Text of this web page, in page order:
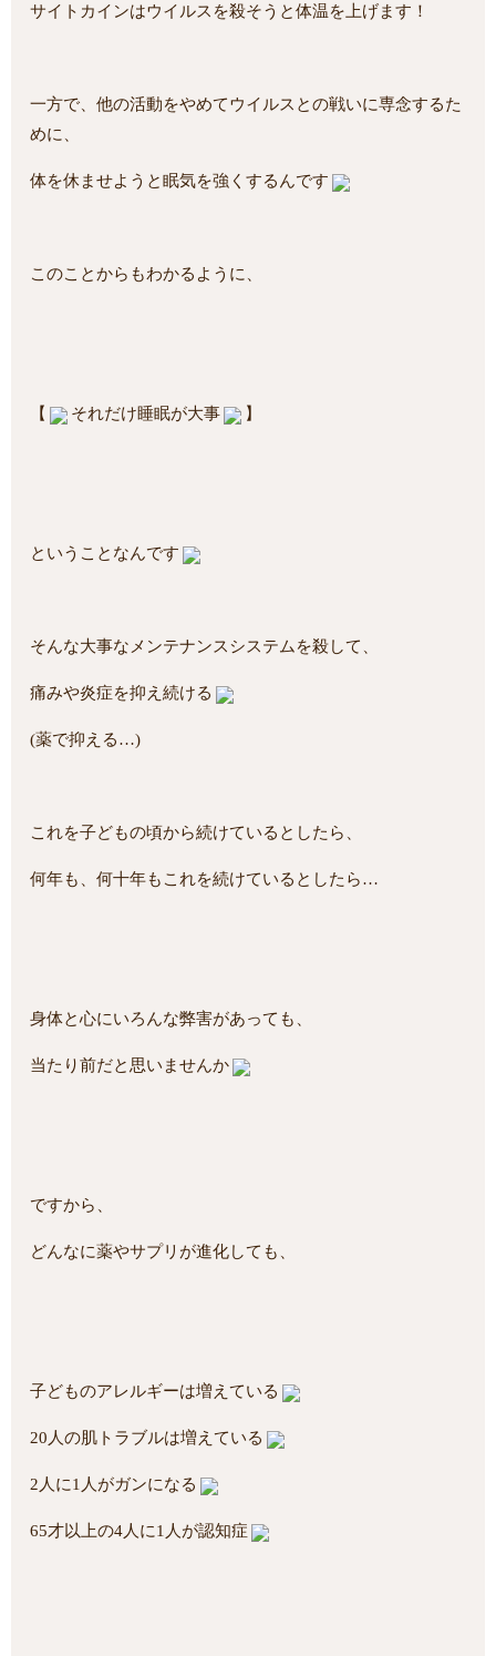
サイトカインはウイルスを殺そうと体温を上げます！
一方で、他の活動をやめてウイルスとの戦いに専念するた
めに、
体を休ませようと眠気を強くするんです
このことからもわかるように、
【 それだけ睡眠が大事 】
ということなんです
そんな大事なメンテナンスシステムを殺して、
痛みや炎症を抑え続ける
(薬で抑える…)
これを子どもの頃から続けているとしたら、
何年も、何十年もこれを続けているとしたら…
身体と心にいろんな弊害があっても、
当たり前だと思いませんか
ですから、
どんなに薬やサプリが進化しても、
子どものアレルギーは増えている
20人の肌トラブルは増えている
2人に1人がガンになる
65才以上の4人に1人が認知症